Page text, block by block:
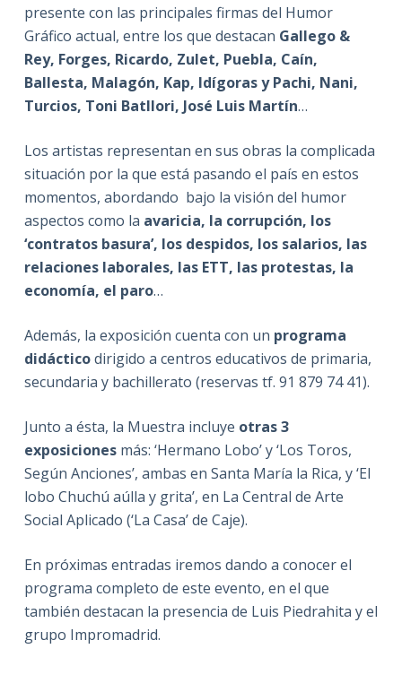
presente con las principales firmas del Humor
Gráfico actual, entre los que destacan Gallego &
Rey, Forges, Ricardo, Zulet, Puebla, Caín,
Ballesta, Malagón, Kap, Idígoras y Pachi, Nani,
Turcios, Toni Batllori, José Luis Martín…
Los artistas representan en sus obras la complicada
situación por la que está pasando el país en estos
momentos, abordando bajo la visión del humor
aspectos como la avaricia, la corrupción, los
‘contratos basura’, los despidos, los salarios, las
relaciones laborales, las ETT, las protestas, la
economía, el paro…
Además, la exposición cuenta con un programa
didácticodirigido a centros educativos de primaria,
secundaria y bachillerato (reservas tf. 91 879 74 41).
Junto a ésta, la Muestra incluye otras 3
exposicionesmás: ‘Hermano Lobo’ y ‘Los Toros,
Según Anciones’, ambas en Santa María la Rica, y ‘El
lobo Chuchú aúlla y grita’, en La Central de Arte
Social Aplicado (‘La Casa’ de Caje).
En próximas entradas iremos dando a conocer el
programa completo de este evento, en el que
también destacan la presencia de Luis Piedrahita y el
grupo Impromadrid.